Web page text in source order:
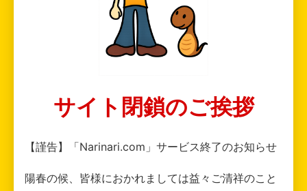
サイト閉鎖のご挨拶
【謹告】「Narinari.com」サービス終了のお知らせ
陽春の候、皆様におかれましては益々ご清祥のこと